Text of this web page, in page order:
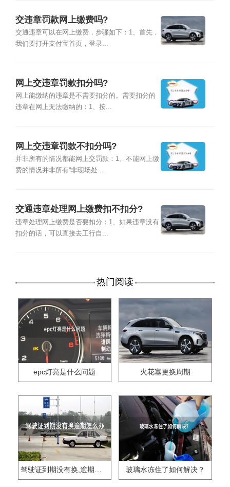
交违章罚款网上缴费吗?
交通违章可以在网上缴费，步骤如下：1、首先，
我们要打开支付宝首页，登录...
网上交违章罚款扣分吗?
网上能缴纳的违章是不需要扣分的。需要扣分的
违章在网上无法缴纳的：1、按...
网上交违章罚款不扣分吗?
并非所有的情况都能网上交罚款：1、不能网上缴
费的情况并非所有“非现场处...
交通违章处理网上缴费扣不扣分?
违章处理网上缴费是否要扣分：1、如果违章没有
扣分的话，可以直接去工行自...
热门阅读
epc灯亮是什么问题 火花塞更换周期
玻璃水冻住了如何解决？